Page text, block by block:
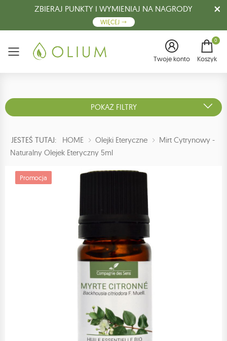
ZBIERAJ PUNKTY I WYMIENIAJ NA NAGRODY
WIĘCEJ
Menu Twoje konto
0
Koszyk
POKAŻ FILTRY
JESTEŚ TUTAJ: HOME Olejki Eteryczne
Mirt Cytrynowy -
Naturalny Olejek Eteryczny 5ml
Promocja